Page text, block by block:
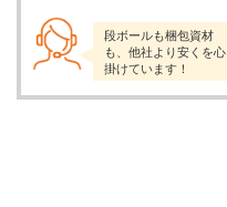
段ボールも梱包資材
も、他社より安くを心
掛けています！